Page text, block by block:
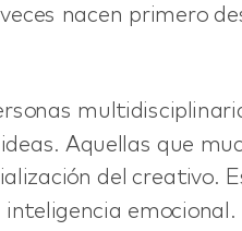
nacen primero
Aquellas que
del creativo.
emocional.